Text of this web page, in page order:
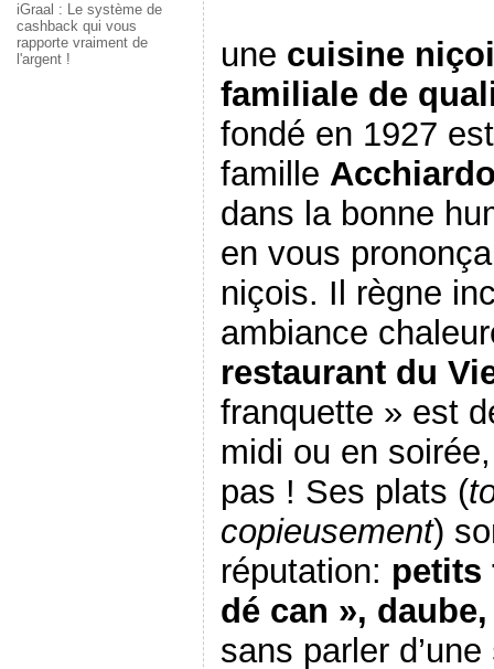
iGraal : Le système de
cashback qui vous
rapporte vraiment de
l'argent !
une cuisine
familiale de
fondé en 1927
famille
dans la bonne
en vous
niçois. Il règne
ambiance
restaurant du
franquette » est
midi ou en
pas ! Ses plats (
copieusement)
réputation: petits
dé can »,
sans parler d’une